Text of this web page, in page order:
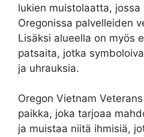
lukien muistolaatta, jossa
Oregonissa palvelleiden
Lisäksi alueella on myös
patsaita, jotka
ja uhrauksia.
Oregon Vietnam
paikka, joka tarjoaa
ja muistaa niitä ihmisiä,